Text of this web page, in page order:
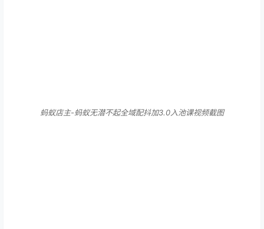
蚂蚁店主-蚂蚁无潜不起全域配抖加3.0入池课视频截图